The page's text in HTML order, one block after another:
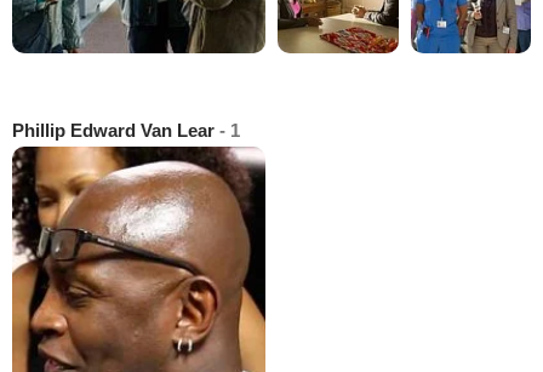
Phillip Edward Van Lear - 1